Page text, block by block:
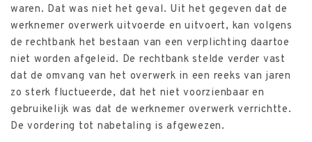
waren. Dat was niet het geval. Uit het gegeven dat de
werknemer overwerk uitvoerde en uitvoert, kan volgens
de rechtbank het bestaan van een verplichting daartoe
niet worden afgeleid. De rechtbank stelde verder vast
dat de omvang van het overwerk in een reeks van jaren
zo sterk fluctueerde, dat het niet voorzienbaar en
gebruikelijk was dat de werknemer overwerk verrichtte.
De vordering tot nabetaling is afgewezen.